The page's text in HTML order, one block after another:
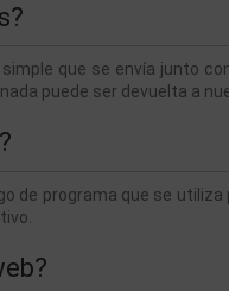
que se envía junto
puede ser devuelta a
de programa que se